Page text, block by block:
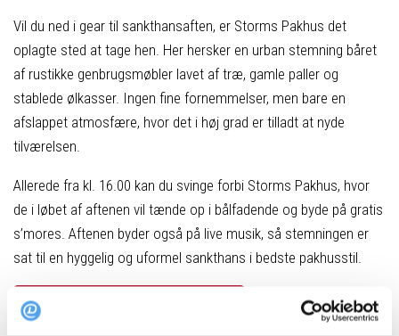
Vil du ned i gear til sankthansaften, er Storms Pakhus det
oplagte sted at tage hen. Her hersker en urban stemning båret
af rustikke genbrugsmøbler lavet af træ, gamle paller og
stablede ølkasser. Ingen fine fornemmelser, men bare en
afslappet atmosfære, hvor det i høj grad er tilladt at nyde
tilværelsen.
Allerede fra kl. 16.00 kan du svinge forbi Storms Pakhus, hvor
de i løbet af aftenen vil tænde op i bålfadende og byde på gratis
s’mores. Aftenen byder også på live musik, så stemningen er
sat til en hyggelig og uformel sankthans i bedste pakhusstil.
Book bord på Storms Pakhus